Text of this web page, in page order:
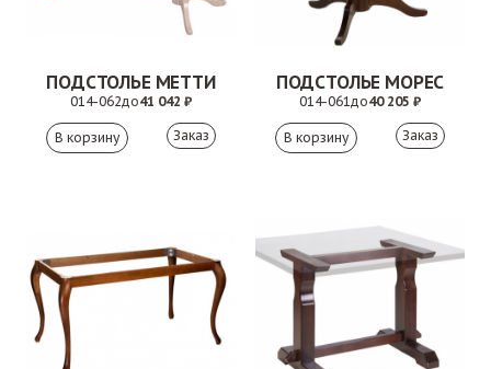
ПОДСТОЛЬЕ МЕТТИ
014-062до41 042 ₽
Заказ
ПОДСТОЛЬЕ МОРЕС
014-061до40 205 ₽
Заказ